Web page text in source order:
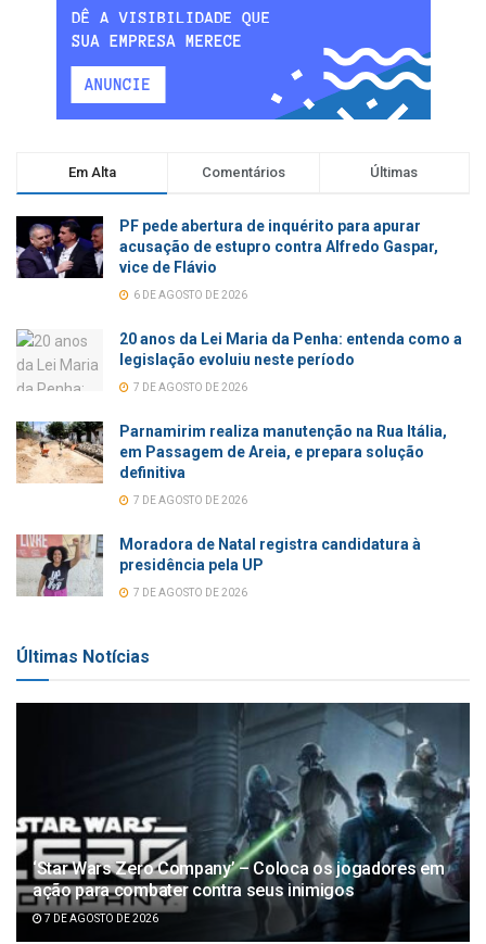
Em Alta Comentários Últimas
PF pede abertura de inquérito para apurar
acusação de estupro contra Alfredo Gaspar,
vice de Flávio
6 DE AGOSTO DE 2026
20 anos da Lei Maria da Penha: entenda como a
legislação evoluiu neste período
7 DE AGOSTO DE 2026
Parnamirim realiza manutenção na Rua Itália,
em Passagem de Areia, e prepara solução
definitiva
7 DE AGOSTO DE 2026
Moradora de Natal registra candidatura à
presidência pela UP
7 DE AGOSTO DE 2026
Últimas Notícias
‘Star Wars Zero Company’ – Coloca os jogadores em
ação para combater contra seus inimigos
7 DE AGOSTO DE 2026